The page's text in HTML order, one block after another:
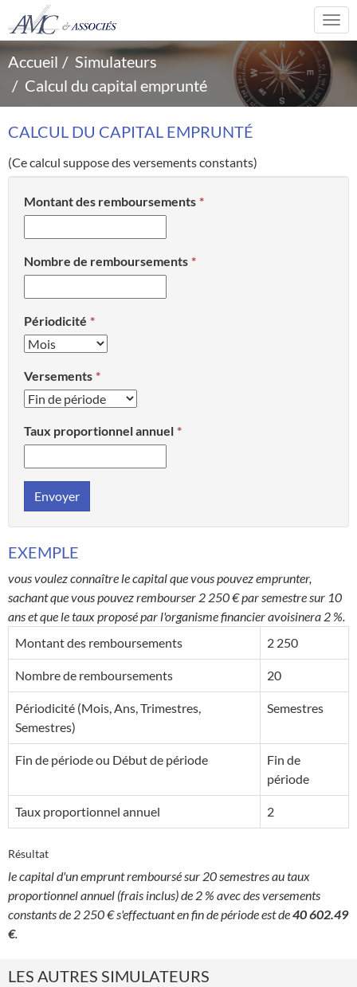
Accueil
Simulateurs
Calcul du capital emprunté
CALCUL DU CAPITAL EMPRUNTÉ
(Ce calcul suppose des versements constants)
Montant des remboursements
Nombre de remboursements
Périodicité
Versements
Taux proportionnel annuel
Envoyer
EXEMPLE
vous voulez connaître le capital que vous pouvez emprunter,
sachant que vous pouvez rembourser 2 250 € par semestre sur 10
ans et que le taux proposé par l'organisme financier avoisinera 2 %.
Montant des remboursements
2 250
Nombre de remboursements 20
Périodicité (Mois, Ans, Trimestres,
Semestres)
Semestres
Fin de période ou Début de période
Fin de
période
Taux proportionnel annuel 2
Résultat
le capital d'un emprunt remboursé sur 20 semestres au taux
proportionnel annuel (frais inclus) de 2 % avec des versements
constants de 2 250 € s'effectuant en fin de période est de40 602.49
€.
LES AUTRES SIMULATEURS